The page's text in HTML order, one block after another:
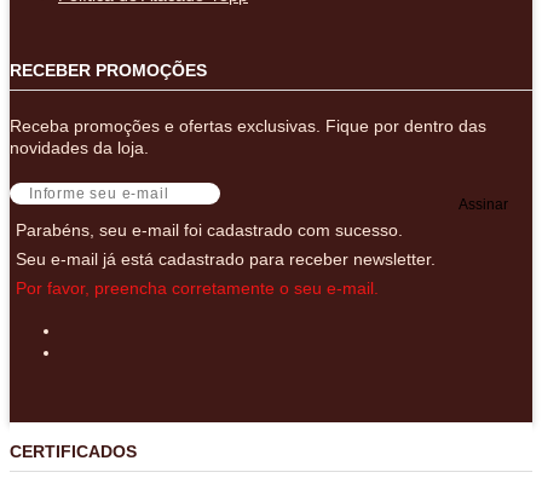
RECEBER PROMOÇÕES
Receba promoções e ofertas exclusivas. Fique por dentro das
novidades da loja.
Assinar
Parabéns, seu e-mail foi cadastrado com sucesso.
Seu e-mail já está cadastrado para receber newsletter.
Por favor, preencha corretamente o seu e-mail.
CERTIFICADOS